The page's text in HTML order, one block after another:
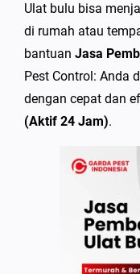
Ulat bulu bisa
di rumah atau
bantuan Jasa
Pest Control: Anda
dengan cepat dan
(Aktif 24 Jam).